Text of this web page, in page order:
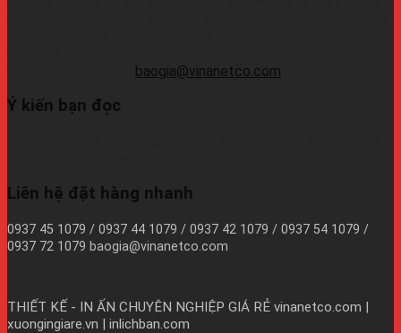
baogia@vinanetco.com
Ý kiến bạn đọc
Liên hệ đặt hàng nhanh
0937 45 1079 / 0937 44 1079 / 0937 42 1079 / 0937 54 1079 /
0937 72 1079 baogia@vinanetco.com
THIẾT KẾ - IN ẤN CHUYÊN NGHIỆP GIÁ RẺ vinanetco.com |
xuongingiare.vn | inlichban.com